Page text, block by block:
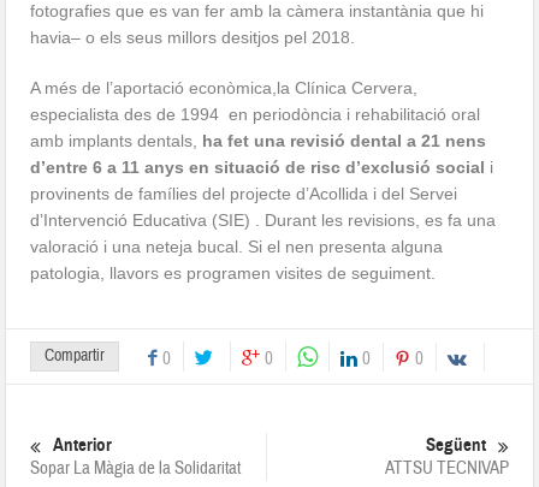
fotografies que es van fer amb la càmera instantània que hi
havia– o els seus millors desitjos pel 2018.
A més de l’aportació econò­mica,la Clínica Cervera,
especialista des de 1994 en periodòncia i rehabilitació oral
amb implants dentals, ha fet una revisió dental a 21 nens
d’entre 6 a 11 anys en situació de risc d’exclusió social i
provinents de famílies del projecte d’Acollida i del Servei
d’Intervenció Educativa (SIE) . Durant les revisions, es fa una
valoració i una neteja bucal. Si el nen presenta alguna
patologia, llavors es programen visites de seguiment.
Compartir 0 0 0 0
Anterior
Sopar La Màgia de la Solidaritat
Següent
ATTSU TECNIVAP